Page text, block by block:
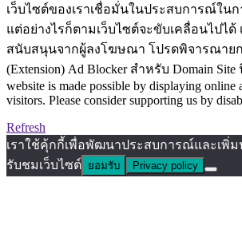
เว็บไซต์ของเราเชื่อมั่นในประสบการณ์ใน
แต่อย่างไรก็ตามเว็บไซต์จะขับเคลื่อนไปได้
สนับสนุนจากผู้ลงโฆษณา โปรดพิจารณายก
(Extension) Ad Blocker สำหรับ Domain
website is made possible by displaying online
visitors. Please consider supporting us by
Refresh
เราใช้คุ้กกี้เพื่อพัฒนาประสบการณ์และเพิ่
รับชมเว็บไซต์ ยอมรับ Privacy policy